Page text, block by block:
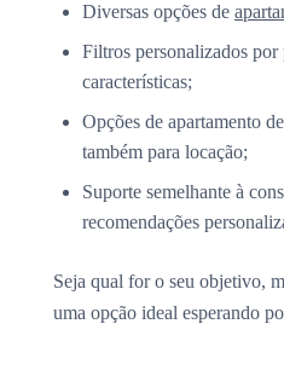
Diversas opções de
Filtros personalizados
características;
Opções de apartamento
também para locação;
Suporte semelhante à
recomendações
Seja qual for o seu objetivo,
uma opção ideal esperando